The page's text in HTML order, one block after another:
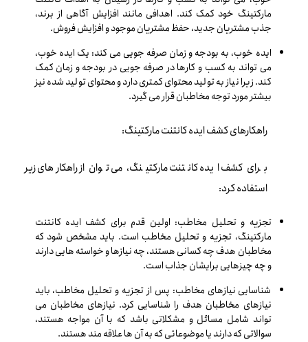
مارکتینگ خود کمک کند. اهدافی مانند افزایش آگاهی از برند،
جذب مشتریان جدید، حفظ مشتریان موجود و افزایش فروش.
ایده خوب، به بودجه و زمان صرفه جویی می کند: یک ایده خوب،
می تواند به کسب و کارها در صرفه جویی در بودجه و زمان کمک
کند. زیرا نیاز به تولید محتوای کمتری دارد و محتوای تولید شده نیز
بیشتر مورد توجه مخاطبان قرار می گیرد.
راهکارهای کشف ایده کانتنت مارکتینگ:
برای کشف ایده کانتنت مارکتینگ، می توان از راهکارهای زیر
استفاده کرد:
تجزیه و تحلیل مخاطب: اولین قدم برای کشف ایده کانتنت
مارکتینگ، تجزیه و تحلیل مخاطب است. باید مشخص شود که
مخاطبان هدف چه کسانی هستند، چه نیازها و خواسته هایی دارند
و چه چیزهایی برایشان جذاب است.
شناسایی نیازهای مخاطب: پس از تجزیه و تحلیل مخاطب، باید
نیازهای مخاطبان هدف را شناسایی کرد. نیازهای مخاطبان می
تواند شامل مسائل و مشکلاتی باشد که با آن مواجه هستند،
سوالاتی که دارند یا موضوعاتی که به آن ها علاقه مند هستند.